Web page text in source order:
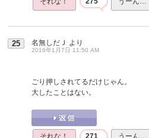
25 名無しだＪ より
2016年1月7日 11:50 AM
ごり押しされてるだけじゃん。
大したことはない。
それな！ 271 うーん…